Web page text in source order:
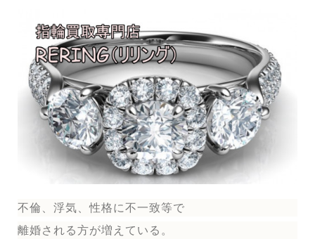
不倫、浮気、性格に不一致等で
離婚される方が増えている。